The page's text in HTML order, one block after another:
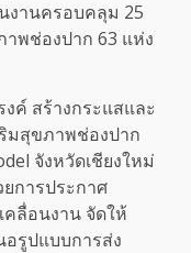
งานครอบคลุม 25
าพช่องปาก 63 แห่ง
ค์ สร้างกระแสและ
มสุขภาพช่องปาก
จังหวัดเชียงใหม่
การประกาศ
ลื่อนงาน จัดให้
รูปแบบการส่ง